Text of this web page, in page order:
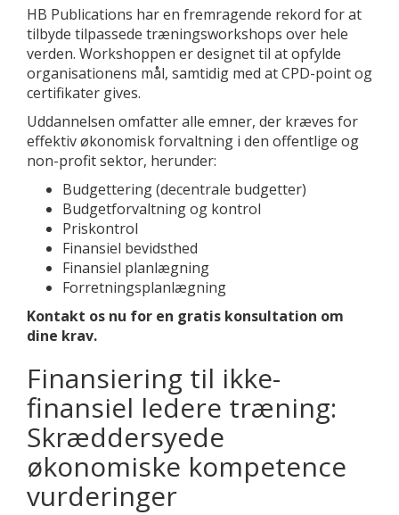
HB Publications har en fremragende rekord for at
tilbyde tilpassede træningsworkshops over hele
verden. Workshoppen er designet til at opfylde
organisationens mål, samtidig med at CPD-point og
certifikater gives.
Uddannelsen omfatter alle emner, der kræves for
effektiv økonomisk forvaltning i den offentlige og
non-profit sektor, herunder:
Budgettering (decentrale budgetter)
Budgetforvaltning og kontrol
Priskontrol
Finansiel bevidsthed
Finansiel planlægning
Forretningsplanlægning
Kontakt os nu for en gratis konsultation om
dine krav.
Finansiering til ikke-
finansiel ledere træning:
Skræddersyede
økonomiske kompetence
vurderinger